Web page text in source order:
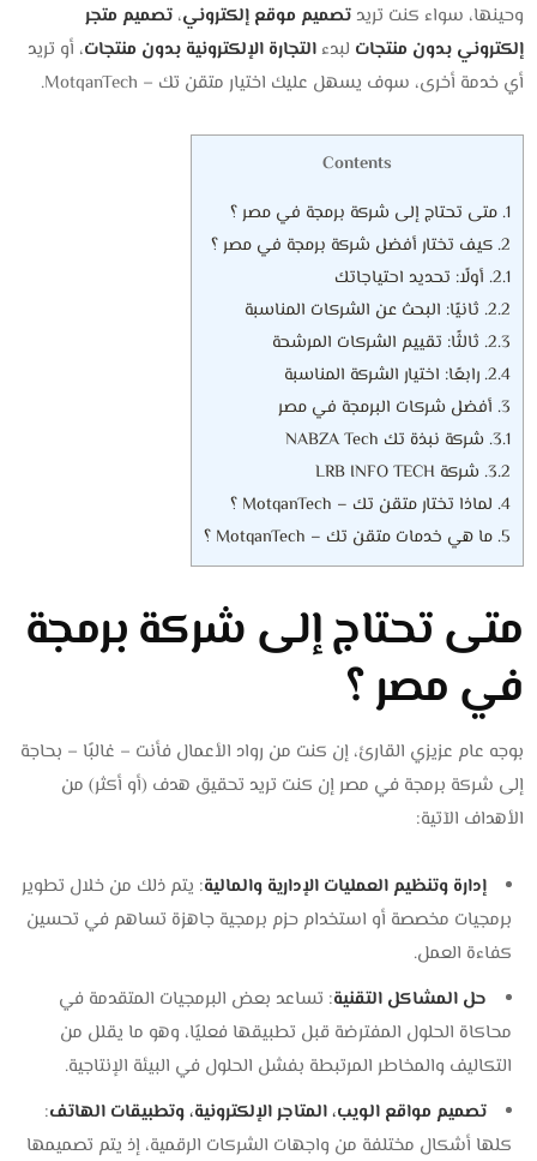
وحينها، سواء كنت تريدتصميم موقع إلكتروني،تصميم متجر
إلكتروني بدون منتجات لبدءالتجارة الإلكترونية بدون منتجات، أو تريد
أي خدمة أخرى، سوف يسهل عليك اختيار متقن تك – MotqanTech.
Contents
1. متى تحتاج إلى شركة برمجة في مصر ؟
2. كيف تختار أفضل شركة برمجة في مصر ؟
2.1. أولًا: تحديد احتياجاتك
2.2. ثانيًا: البحث عن الشركات المناسبة
2.3. ثالثًا: تقييم الشركات المرشحة
2.4. رابعًا: اختيار الشركة المناسبة
3. أفضل شركات البرمجة في مصر
3.1. شركة نبذة تك NABZA Tech
3.2. شركة LRB INFO TECH
4. لماذا تختار متقن تك – MotqanTech ؟
5. ما هي خدمات متقن تك – MotqanTech ؟
متى تحتاج إلى شركة برمجة
في مصر ؟
بوجه عام عزيزي القارئ، إن كنت من رواد الأعمال فأنت – غالبًا – بحاجة
إلى شركة برمجة في مصر إن كنت تريد تحقيق هدف (أو أكثر) من
الأهداف الآتية:
إدارة وتنظيم العمليات الإدارية والمالية: يتم ذلك من خلال تطوير
برمجيات مخصصة أو استخدام حزم برمجية جاهزة تساهم في تحسين
كفاءة العمل.
حل المشاكل التقنية: تساعد بعض البرمجيات المتقدمة في
محاكاة الحلول المفترضة قبل تطبيقها فعليًا، وهو ما يقلل من
التكاليف والمخاطر المرتبطة بفشل الحلول في البيئة الإنتاجية.
تصميم مواقع الويب، المتاجر الإلكترونية، وتطبيقات الهاتف:
كلها أشكال مختلفة من واجهات الشركات الرقمية، إذ يتم تصميمها